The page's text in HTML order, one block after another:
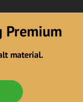
material.